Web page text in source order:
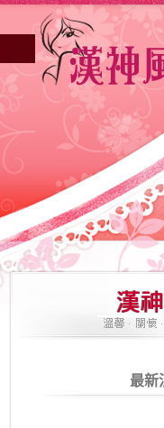
正因不景氣的年代找
最新